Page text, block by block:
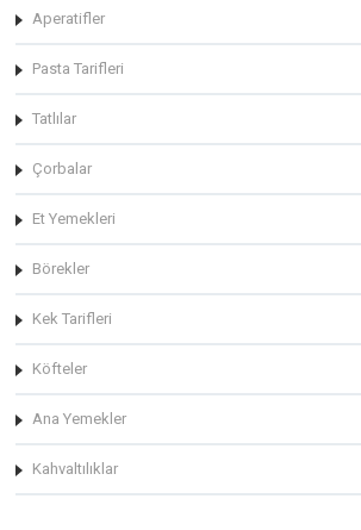
Aperatifler
Pasta Tarifleri
Tatlılar
Çorbalar
Et Yemekleri
Börekler
Kek Tarifleri
Köfteler
Ana Yemekler
Kahvaltılıklar